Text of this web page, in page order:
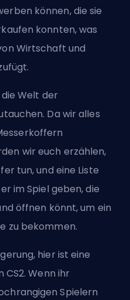
können, die sie
konnten, was
Wirtschaft und
Welt der
Da wir alles
wir euch erzählen,
tun, und eine Liste
im Spiel geben, die
öffnen könnt, um ein
zu bekommen.
hier ist eine
Wenn ihr
Spielern